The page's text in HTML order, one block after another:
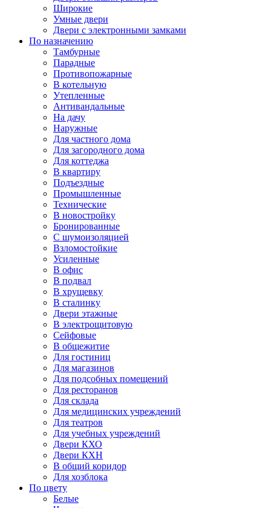
Широкие
Умные двери
Двери с электронными замками
По назначению
Тамбурные
Парадные
Противопожарные
В котельную
Утепленные
Антивандальные
На дачу
Наружные
Для частного дома
Для загородного дома
Для коттеджа
В квартиру
Подъездные
Промышленные
Технические
В новостройку
Бронированные
С шумоизоляцией
Взломостойкие
Усиленные
В офис
В подвал
В хрущевку
В сталинку
Двери этажные
В электрощитовую
Сейфовые
В общежитие
Для гостиниц
Для магазинов
Для подсобных помещений
Для ресторанов
Для склада
Для медицинских учреждений
Для театров
Для учебных учреждений
Двери КХО
Двери КХН
В общий коридор
Для хозблока
По цвету
Белые